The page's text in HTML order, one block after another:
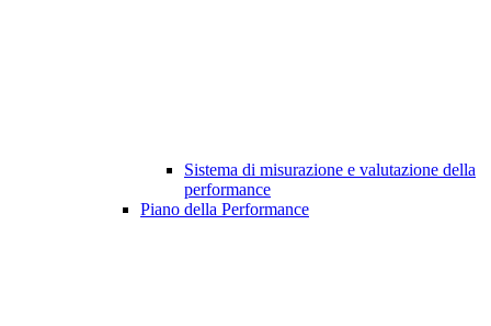
Sistema di misurazione e valutazione della
performance
Piano della Performance